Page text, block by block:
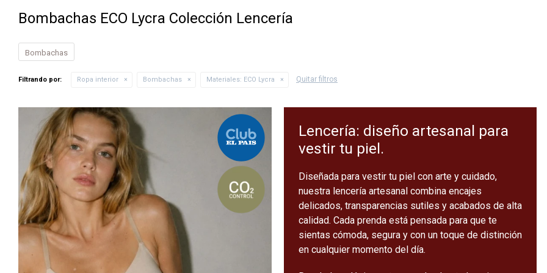
Bombachas ECO Lycra Colección Lencería
Bombachas
Filtrando por: Ropa interior Bombachas Materiales: ECO Lycra Quitar filtros
Lencería: diseño artesanal para
vestir tu piel.
Diseñada para vestir tu piel con arte y cuidado,
nuestra lencería artesanal combina encajes
delicados, transparencias sutiles y acabados de alta
calidad. Cada prenda está pensada para que te
sientas cómoda, segura y con un toque de distinción
en cualquier momento del día.